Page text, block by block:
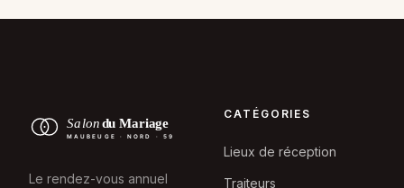
Le rendez-vous annuel
CATÉGORIES
Lieux de réception
Traiteurs